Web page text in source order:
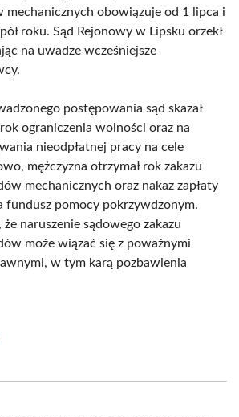
mechanicznych obowiązuje od 1 lipca i
roku. Sąd Rejonowy w Lipsku orzekł
na uwadze wcześniejsze
postępowania sąd skazał
ograniczenia wolności oraz na
nieodpłatnej pracy na cele
mężczyzna otrzymał rok zakazu
mechanicznych oraz nakaz zapłaty
fundusz pomocy pokrzywdzonym.
naruszenie sądowego zakazu
może wiązać się z poważnymi
w tym karą pozbawienia